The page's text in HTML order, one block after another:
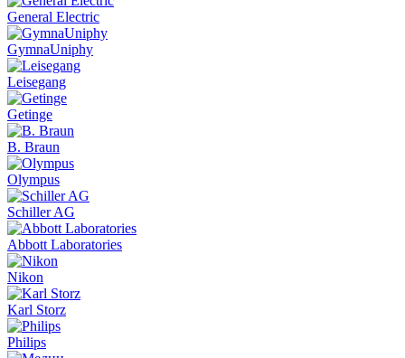
General Electric
GymnaUniphy
Leisegang
Getinge
B. Braun
Olympus
Schiller AG
Abbott Laboratories
Nikon
Karl Storz
Philips